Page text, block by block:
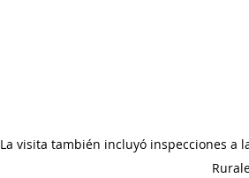
La visita también incluyó inspecciones a